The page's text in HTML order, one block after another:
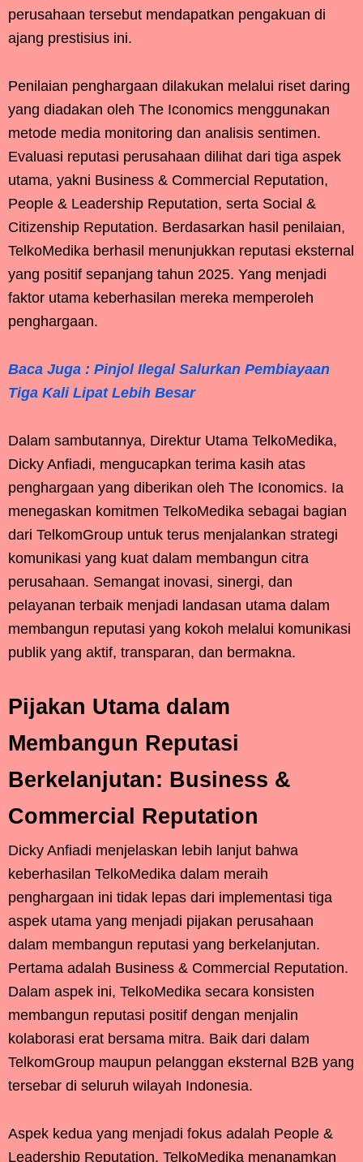
perusahaan tersebut mendapatkan pengakuan di
ajang prestisius ini.
Penilaian penghargaan dilakukan melalui riset daring
yang diadakan oleh The Iconomics menggunakan
metode media monitoring dan analisis sentimen.
Evaluasi reputasi perusahaan dilihat dari tiga aspek
utama, yakni Business & Commercial Reputation,
People & Leadership Reputation, serta Social &
Citizenship Reputation. Berdasarkan hasil penilaian,
TelkoMedika berhasil menunjukkan reputasi eksternal
yang positif sepanjang tahun 2025. Yang menjadi
faktor utama keberhasilan mereka memperoleh
penghargaan.
Baca Juga : Pinjol Ilegal Salurkan Pembiayaan
Tiga Kali Lipat Lebih Besar
Dalam sambutannya, Direktur Utama TelkoMedika,
Dicky Anfiadi, mengucapkan terima kasih atas
penghargaan yang diberikan oleh The Iconomics. Ia
menegaskan komitmen TelkoMedika sebagai bagian
dari TelkomGroup untuk terus menjalankan strategi
komunikasi yang kuat dalam membangun citra
perusahaan. Semangat inovasi, sinergi, dan
pelayanan terbaik menjadi landasan utama dalam
membangun reputasi yang kokoh melalui komunikasi
publik yang aktif, transparan, dan bermakna.
Pijakan Utama dalam
Membangun Reputasi
Berkelanjutan: Business &
Commercial Reputation
Dicky Anfiadi menjelaskan lebih lanjut bahwa
keberhasilan TelkoMedika dalam meraih
penghargaan ini tidak lepas dari implementasi tiga
aspek utama yang menjadi pijakan perusahaan
dalam membangun reputasi yang berkelanjutan.
Pertama adalah Business & Commercial Reputation.
Dalam aspek ini, TelkoMedika secara konsisten
membangun reputasi positif dengan menjalin
kolaborasi erat bersama mitra. Baik dari dalam
TelkomGroup maupun pelanggan eksternal B2B yang
tersebar di seluruh wilayah Indonesia.
Aspek kedua yang menjadi fokus adalah People &
Leadership Reputation. TelkoMedika menanamkan